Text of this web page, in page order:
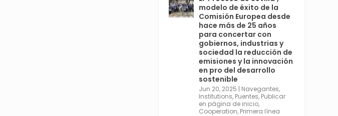
de julio, con España
@MAECgob como anfitriona.
🌍 Cuarta Conferencia
Internacional sobre la
Financiación para el
Desarrollo. Ver más:
https://financing.desa.un.or
g/ffd4
2 Twitter
modelo de éxito de la
Comisión Europea desde
hace más de 25 años
para concertar con
gobiernos, industrias y
sociedad la reducción de
emisiones y la innovación
en pro del desarrollo
sostenible
Jun 20, 2025 | Navegantes,
Institutions, Puentes, Publicar
en página de inicio,
Cooperation, Primera línea